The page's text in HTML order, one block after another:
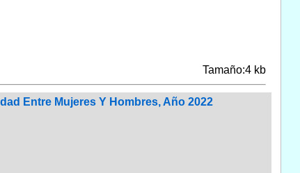
Tamaño:4 kb
Entre Mujeres Y Hombres, Año 2022